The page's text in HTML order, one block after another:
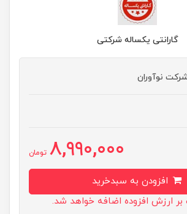
گارانتی یکساله شرکتی
نوآوران
8,990,000 تومان